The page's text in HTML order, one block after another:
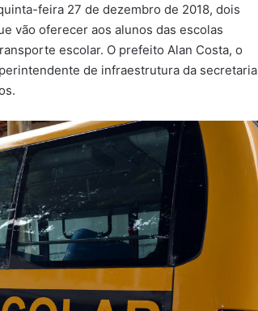
feira 27 de dezembro de 2018, dois
vão oferecer aos alunos das escolas
escolar. O prefeito Alan Costa, o
de infraestrutura da secretaria